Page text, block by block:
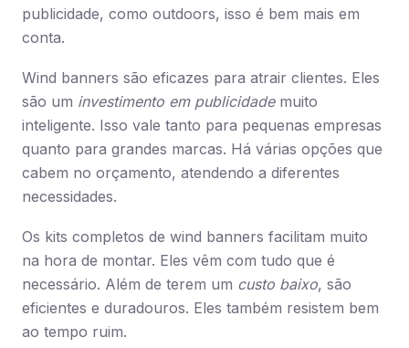
publicidade, como outdoors, isso é bem mais em
conta.
Wind banners são eficazes para atrair clientes. Eles
são um investimento em publicidademuito
inteligente. Isso vale tanto para pequenas empresas
quanto para grandes marcas. Há várias opções que
cabem no orçamento, atendendo a diferentes
necessidades.
Os kits completos de wind banners facilitam muito
na hora de montar. Eles vêm com tudo que é
necessário. Além de terem um custo baixo, são
eficientes e duradouros. Eles também resistem bem
ao tempo ruim.